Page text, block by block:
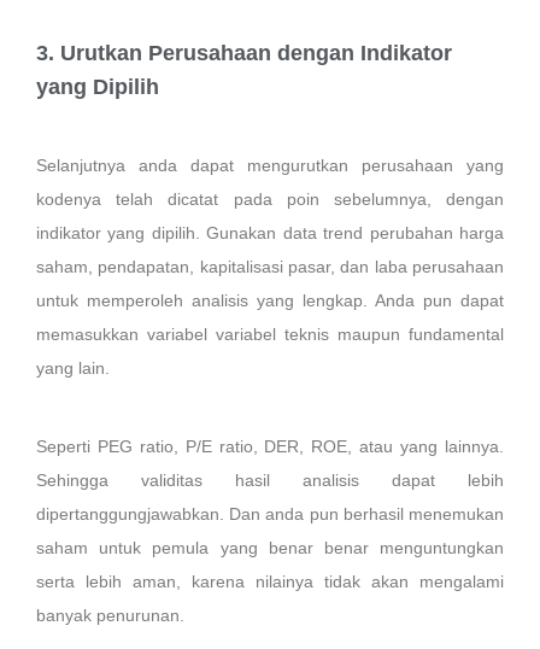
3. Urutkan Perusahaan dengan Indikator
yang Dipilih
Selanjutnya anda dapat mengurutkan perusahaan yang
kodenya telah dicatat pada poin sebelumnya, dengan
indikator yang dipilih. Gunakan data trend perubahan harga
saham, pendapatan, kapitalisasi pasar, dan laba perusahaan
untuk memperoleh analisis yang lengkap. Anda pun dapat
memasukkan variabel variabel teknis maupun fundamental
yang lain.
Seperti PEG ratio, P/E ratio, DER, ROE, atau yang lainnya.
Sehingga validitas hasil analisis dapat lebih
dipertanggungjawabkan. Dan anda pun berhasil menemukan
saham untuk pemula yang benar benar menguntungkan
serta lebih aman, karena nilainya tidak akan mengalami
banyak penurunan.